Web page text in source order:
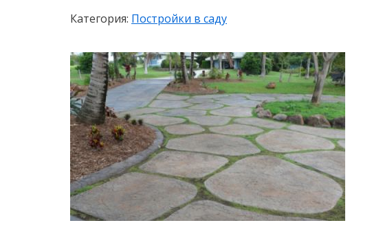
Категория: Постройки в саду